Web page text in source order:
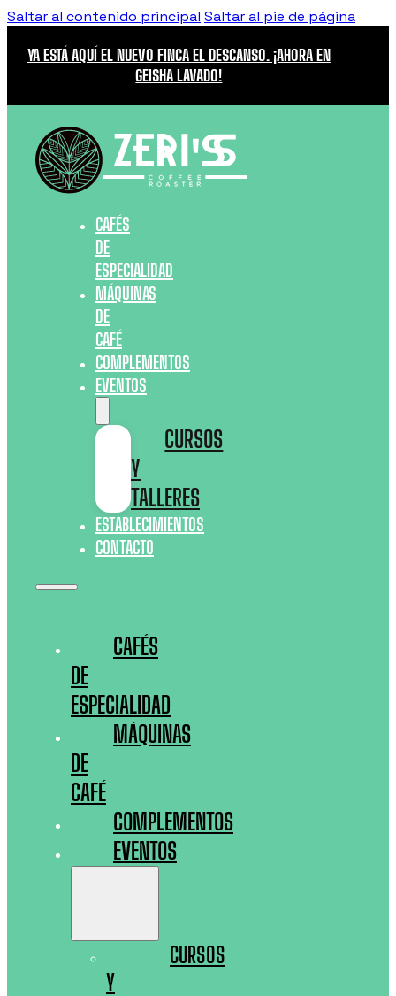
Saltar al contenido principal Saltar al pie de página
YA ESTÁ AQUÍ EL NUEVO FINCA EL DESCANSO. ¡AHORA EN
GEISHA LAVADO!
CAFÉS
DE
ESPECIALIDAD
MÁQUINAS
DE
CAFÉ
COMPLEMENTOS
EVENTOS
CURSOS
Y
TALLERES
ESTABLECIMIENTOS
CONTACTO
CAFÉS
DE
ESPECIALIDAD
MÁQUINAS
DE
CAFÉ
COMPLEMENTOS
EVENTOS
CURSOS
Y